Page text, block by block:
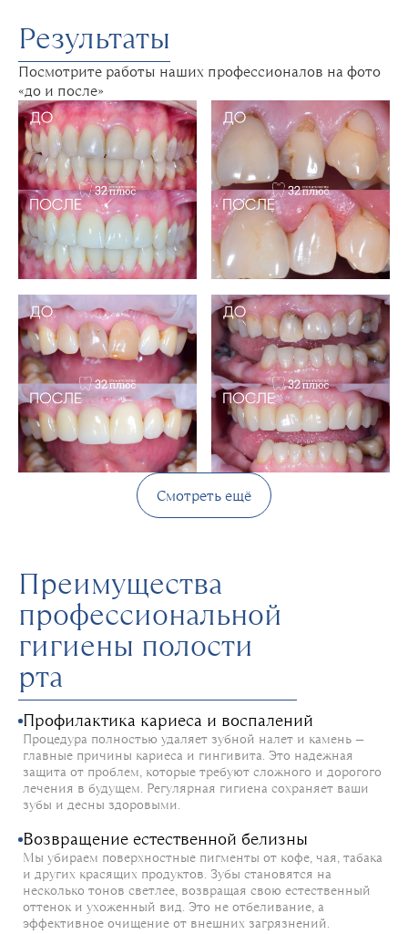
Результаты
Посмотрите работы наших профессионалов на фото
«до и после»
Смотреть ещё
Преимущества
профессиональной
гигиены полости
рта
Профилактика кариеса и воспалений
Процедура полностью удаляет зубной налет и камень —
главные причины кариеса и гингивита. Это надежная
защита от проблем, которые требуют сложного и дорогого
лечения в будущем. Регулярная гигиена сохраняет ваши
зубы и десны здоровыми.
Возвращение естественной белизны
Мы убираем поверхностные пигменты от кофе, чая, табака
и других красящих продуктов. Зубы становятся на
несколько тонов светлее, возвращая свою естественный
оттенок и ухоженный вид. Это не отбеливание, а
эффективное очищение от внешних загрязнений.